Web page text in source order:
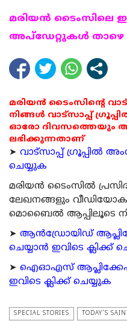
മരിയന്‍ ടൈംസിലെ
അപ്ഡേറ്റുകള്‍ താഴെ
മരിയൻ ടൈംസിന്റെ
നിങ്ങൾ വാട്സാപ്പ്
ഓരോ ദിവസത്തെയും
ലഭിക്കുന്നതാണ്
➤ വാട്സാപ്പ് ഗ്രൂപ്പിൽ
ചെയ്യുക
മരിയന്‍ ടൈംസില്‍
ലേഖനങ്ങളും
മൊബൈല്‍ ആപ്പിലൂടെ
➤ ആന്‍ഡ്രോയിഡ്
ചെയ്യാന്‍ ഇവിടെ ക്ലിക്ക്
➤ ഐഓഎസ്
ഇവിടെ ക്ലിക്ക് ചെയ്യുക
SPECIAL STORIES TODAY'S